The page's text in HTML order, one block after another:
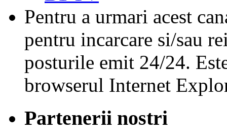
Pentru a urmari acest
pentru incarcare si/sau
posturile emit 24/24.
browserul Internet
Partenerii nostri